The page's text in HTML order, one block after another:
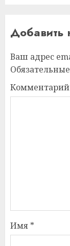
Добавить
Ваш адрес
Комментарий
Имя *